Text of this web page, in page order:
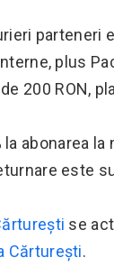
parteneri
plus
200 RON,
la abonarea
este
se
Cărturești.